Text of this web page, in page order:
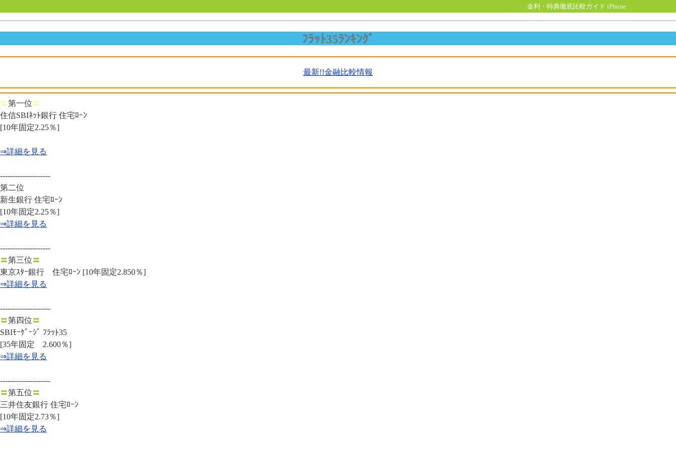
金利・特典徹底比較ガイド iPhone
ﾌﾗｯﾄ35ﾗﾝｷﾝｸﾞ
最新!!金融比較情報
〓第一位〓
住信SBIﾈｯﾄ銀行 住宅ﾛｰﾝ
[10年固定2.25％]
⇒詳細を見る
--------------------
第二位
新生銀行 住宅ﾛｰﾝ
[10年固定2.25％]
⇒詳細を見る
--------------------
〓第三位〓
東京ｽﾀｰ銀行 住宅ﾛｰﾝ [10年固定2.850％]
⇒詳細を見る
--------------------
〓第四位〓
SBIﾓｰｹﾞｰｼﾞ ﾌﾗｯﾄ35
[35年固定 2.600％]
⇒詳細を見る
--------------------
〓第五位〓
三井住友銀行 住宅ﾛｰﾝ
[10年固定2.73％]
⇒詳細を見る